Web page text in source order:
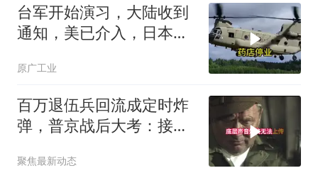
台军开始演习，大陆收到
通知，美已介入，日本对
原广工业
百万退伍兵回流成定时炸
弹，普京战后大考：接不
聚焦最新动态